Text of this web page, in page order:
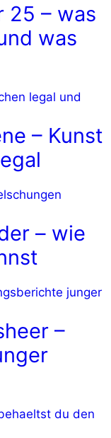
25 – was
was
– Kunst
– wie
–